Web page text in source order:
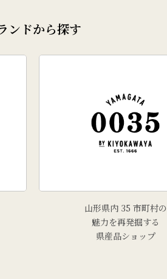
ンドから探す
山形県内 35 市町村の
魅力を再発掘する
県産品ショップ